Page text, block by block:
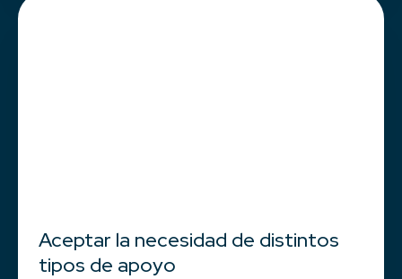
Aceptar la necesidad de distintos
tipos de apoyo